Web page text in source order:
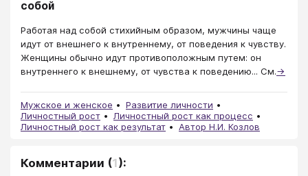
собой
Работая над собой стихийным образом, мужчины чаще
идут от внешнего к внутреннему, от поведения к чувству.
Женщины обычно идут противоположным путем: он
внутреннего к внешнему, от чувства к поведению... См.→
Мужское и женское
Развитие личности
Личностный рост
Личностный рост как процесс
Личностный рост как результат
Автор Н.И. Козлов
Комментарии (1):